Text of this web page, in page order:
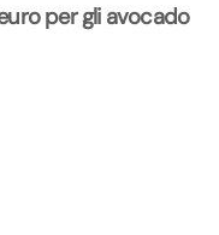
per gli avocado